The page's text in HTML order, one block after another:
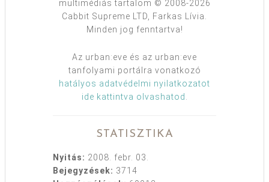
multimédiás tartalom © 2008-2026
Cabbit Supreme LTD, Farkas Lívia.
Minden jog fenntartva!
Az urban:eve és az urban:eve
tanfolyami portálra vonatkozó
hatályos adatvédelmi nyilatkozatot
ide kattintva olvashatod
STATISZTIKA
Nyitás: 2008. febr. 03.
Bejegyzések: 3714